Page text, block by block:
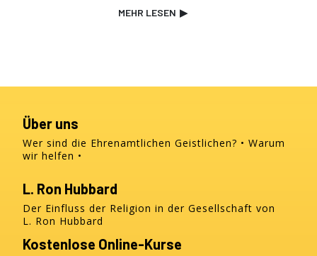
MEHR LESEN ▶
Über uns
Wer sind die Ehrenamtlichen Geistlichen?
Warum
wir helfen
L. Ron Hubbard
Der Einfluss der Religion in der Gesellschaft von
L. Ron Hubbard
Kostenlose Online-Kurse